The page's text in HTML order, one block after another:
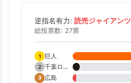
逆指名有力: 読売ジャイアンツ
総投票数: 27票
1 巨人
2
千葉ロッテ
3 広島